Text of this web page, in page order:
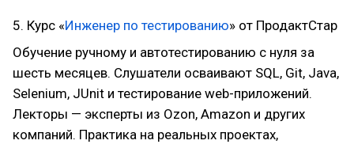
5. Курс «Инженер по тестированию» от ПродактСтар
Обучение ручному и автотестированию с нуля за
шесть месяцев. Слушатели осваивают SQL, Git, Java,
Selenium, JUnit и тестирование web-приложений.
Лекторы — эксперты из Ozon, Amazon и других
компаний. Практика на реальных проектах,